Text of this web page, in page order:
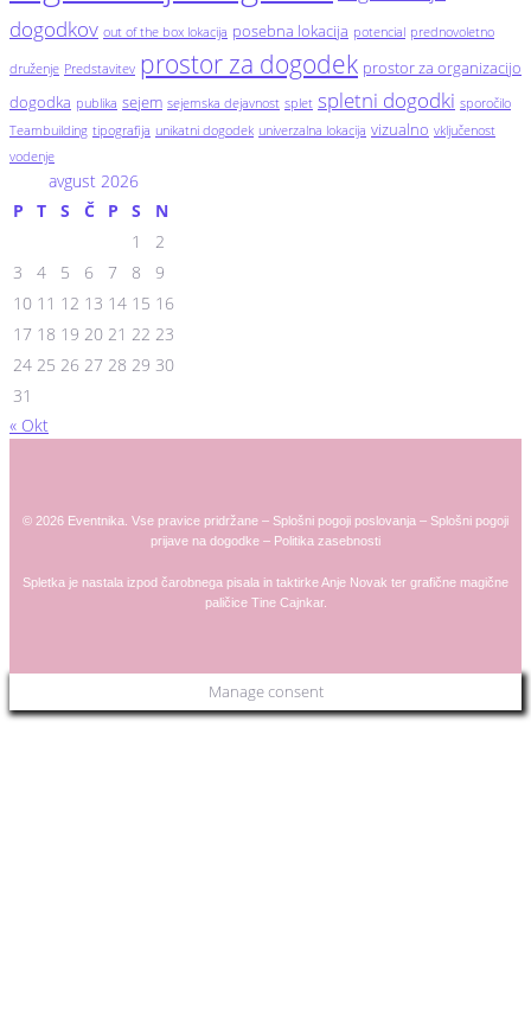
dogodkov out of the box lokacija posebna lokacija potencial prednovoletno
druženje Predstavitev prostor za dogodek prostor za organizacijo
dogodka publika sejem sejemska dejavnost splet spletni dogodki sporočilo
Teambuilding tipografija unikatni dogodek univerzalna lokacija vizualno vključenost
vodenje
avgust 2026
P
T S Č P S
N
1
2
3
4 5 6 7 8
9
10 11 12 13 14 15 16
17 18 19 20 21 22 23
24 25 26 27 28 29 30
31
« Okt
© 2026 Eventnika. Vse pravice pridržane – Splošni pogoji poslovanja – Splošni pogoji
prijave na dogodke – Politika zasebnosti
Spletka je nastala izpod čarobnega pisala in taktirkeAnje Novak ter grafične magične
paličice Tine Cajnkar.
Manage consent